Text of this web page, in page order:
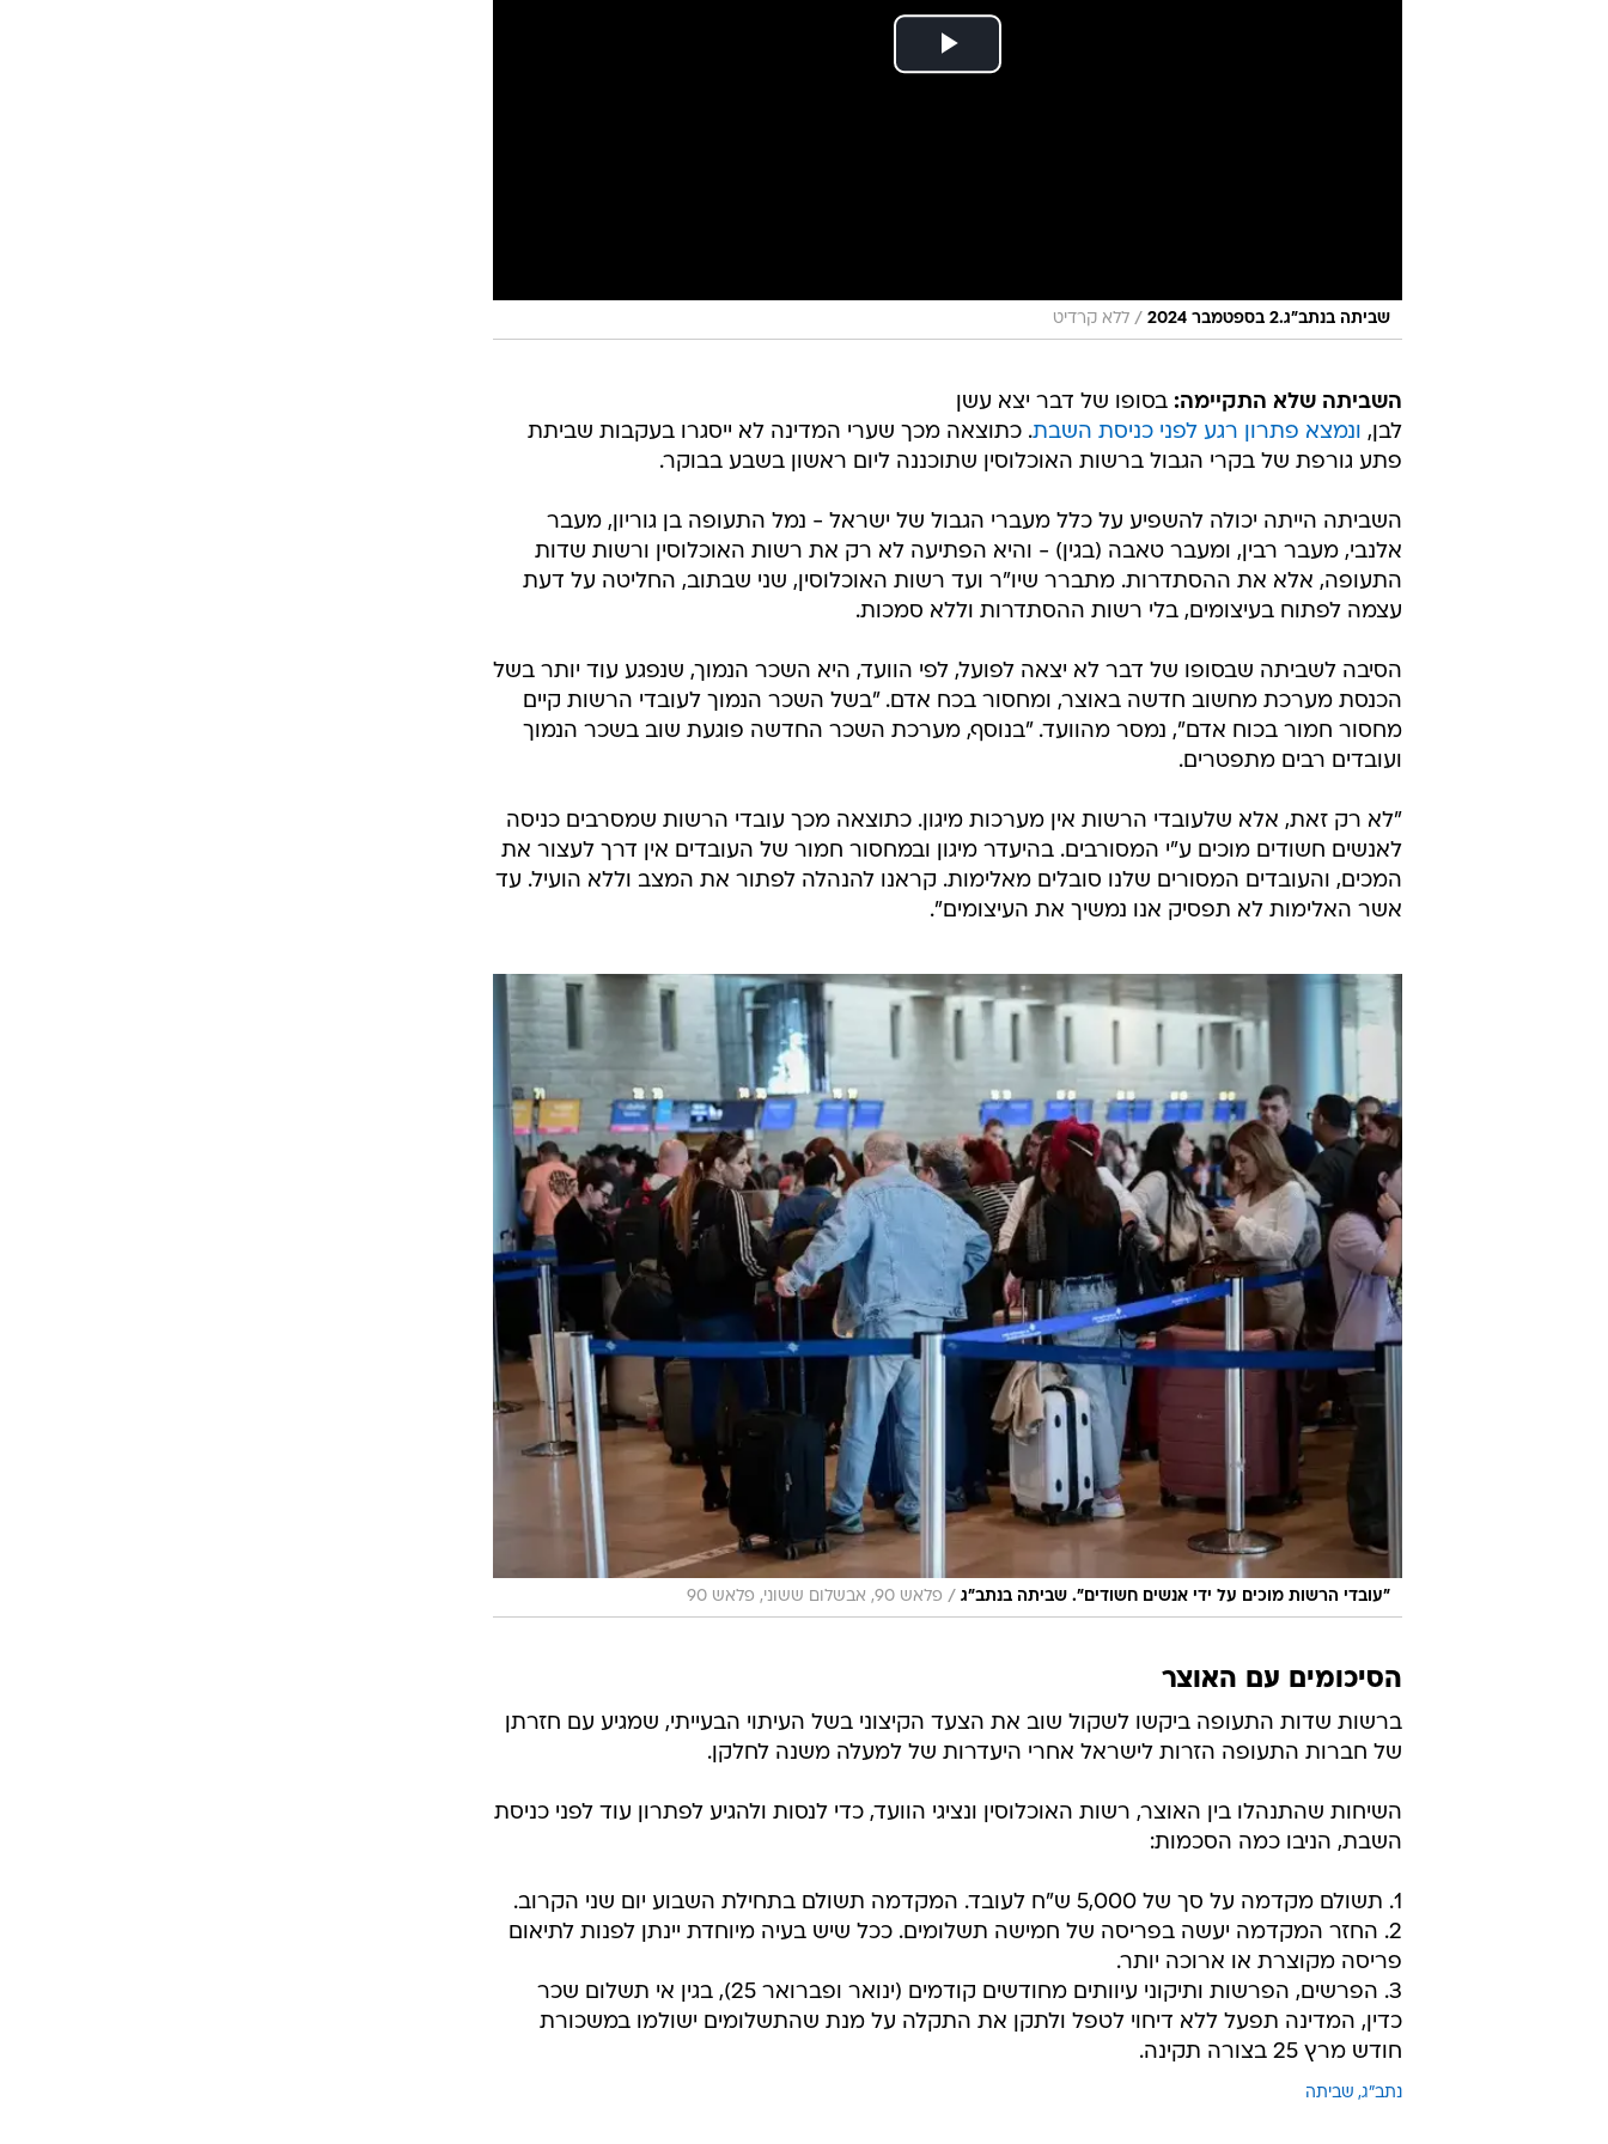
שביתה בנתב"ג.2 בספטמבר 2024 / ללא קרדיט
השביתה שלא התקיימה: בסופו של דבר יצא עשן
לבן, ונמצא פתרון רגע לפני כניסת השבת. כתוצאה מכך שערי המדינה לא ייסגרו בעקבות שביתת
פתע גורפת של בקרי הגבול ברשות האוכלוסין שתוכננה ליום ראשון בשבע בבוקר.
השביתה הייתה יכולה להשפיע על כלל מעברי הגבול של ישראל - נמל התעופה בן גוריון, מעבר
אלנבי, מעבר רבין, ומעבר טאבה (בגין) - והיא הפתיעה לא רק את רשות האוכלוסין ורשות שדות
התעופה, אלא את ההסתדרות. מתברר שיו"ר ועד רשות האוכלוסין, שני שבתוב, החליטה על דעת
עצמה לפתוח בעיצומים, בלי רשות ההסתדרות וללא סמכות.
הסיבה לשביתה שבסופו של דבר לא יצאה לפועל, לפי הוועד, היא השכר הנמוך, שנפגע עוד יותר בשל
הכנסת מערכת מחשוב חדשה באוצר, ומחסור בכח אדם. "בשל השכר הנמוך לעובדי הרשות קיים
מחסור חמור בכוח אדם", נמסר מהוועד. "בנוסף, מערכת השכר החדשה פוגעת שוב בשכר הנמוך
ועובדים רבים מתפטרים.
"לא רק זאת, אלא שלעובדי הרשות אין מערכות מיגון. כתוצאה מכך עובדי הרשות שמסרבים כניסה
לאנשים חשודים מוכים ע"י המסורבים. בהיעדר מיגון ובמחסור חמור של העובדים אין דרך לעצור את
המכים, והעובדים המסורים שלנו סובלים מאלימות. קראנו להנהלה לפתור את המצב וללא הועיל. עד
אשר האלימות לא תפסיק אנו נמשיך את העיצומים".
"עובדי הרשות מוכים על ידי אנשים חשודים". שביתה בנתב"ג / פלאש 90, אבשלום ששוני, פלאש 90
הסיכומים עם האוצר
ברשות שדות התעופה ביקשו לשקול שוב את הצעד הקיצוני בשל העיתוי הבעייתי, שמגיע עם חזרתן
של חברות התעופה הזרות לישראל אחרי היעדרות של למעלה משנה לחלקן.
השיחות שהתנהלו בין האוצר, רשות האוכלוסין ונציגי הוועד, כדי לנסות ולהגיע לפתרון עוד לפני כניסת
השבת, הניבו כמה הסכמות:
1. תשולם מקדמה על סך של 5,000 ש"ח לעובד. המקדמה תשולם בתחילת השבוע יום שני הקרוב.
2. החזר המקדמה יעשה בפריסה של חמישה תשלומים. ככל שיש בעיה מיוחדת יינתן לפנות לתיאום
פריסה מקוצרת או ארוכה יותר.
3. הפרשים, הפרשות ותיקוני עיוותים מחודשים קודמים (ינואר ופברואר 25), בגין אי תשלום שכר
כדין, המדינה תפעל ללא דיחוי לטפל ולתקן את התקלה על מנת שהתשלומים ישולמו במשכורת
חודש מרץ 25 בצורה תקינה.
נתב"ג שביתה